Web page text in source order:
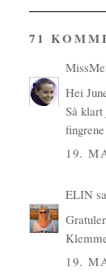
71
Hei
Så
19.
ELIN
19.